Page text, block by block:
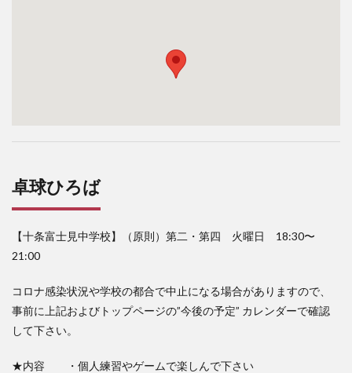
卓球ひろば
【十条富士見中学校】（原則）第二・第四 火曜日 18:30〜
21:00
コロナ感染状況や学校の都合で中止になる場合がありますので、
事前に上記およびトップページの”今後の予定” カレンダーで確認
して下さい。
★内容 ・個人練習やゲームで楽しんで下さい